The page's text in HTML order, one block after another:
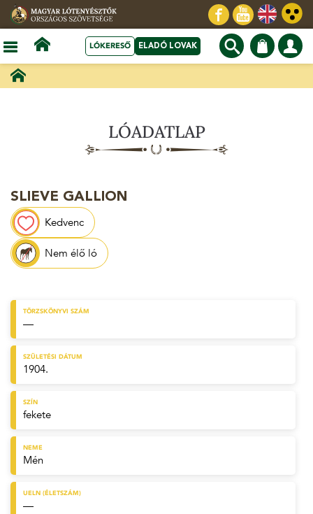
LÓKERESŐ ELADÓ LOVAK
LÓADATLAP
SLIEVE GALLION
Kedvenc
Nem élő ló
TÖRZSKÖNYVI SZÁM
—
SZÜLETÉSI DÁTUM
1904.
SZÍN
fekete
NEME
Mén
UELN (ÉLETSZÁM)
—